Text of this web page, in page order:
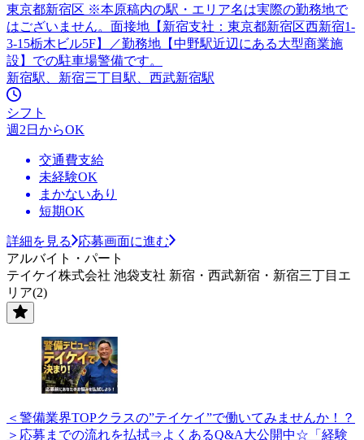
東京都新宿区 ※本原稿内の駅・エリア名は実際の勤務地で
はございません。面接地【新宿支社：東京都新宿区西新宿1-
3-15栃木ビル5F】／勤務地【中野駅近辺にある大型商業施
設】での駐車場警備です。
新宿駅、新宿三丁目駅、西武新宿駅
シフト
週2日からOK
交通費支給
未経験OK
まかないあり
短期OK
詳細を見る
応募画面に進む
アルバイト・パート
テイケイ株式会社 池袋支社 新宿・西武新宿・新宿三丁目エ
リア(2)
＜警備業界TOPクラスの”テイケイ”で働いてみませんか！？
＞応募までの流れを払拭⇒よくあるQ&A大公開中☆「経験